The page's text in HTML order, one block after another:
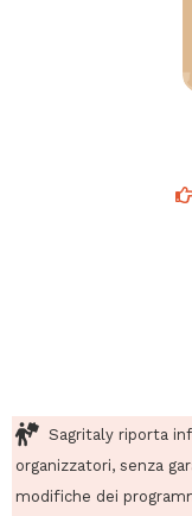
Sagritaly riporta
organizzatori, senza
modifiche dei